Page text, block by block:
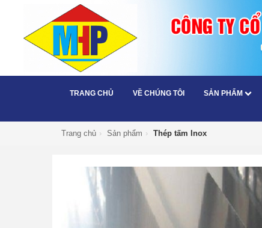
TRANG CHỦ VỀ CHÚNG TÔI SẢN PHẨM
Trang chủ › Sản phẩm › Thép tấm Inox